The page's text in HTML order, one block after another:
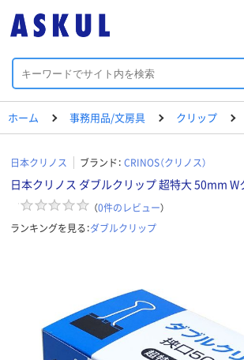
ホーム 事務用品/文房具 クリップ
日本クリノス ブランド： CRINOS（クリノス）
日本クリノス ダブルクリップ 超特大 50mm
（0件のレビュー）
ランキングを見る：ダブルクリップ